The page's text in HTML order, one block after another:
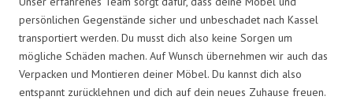
persönlichen Gegenstände sicher und unbeschadet nach Kassel
transportiert werden. Du musst dich also keine Sorgen um
mögliche Schäden machen. Auf Wunsch übernehmen wir auch das
Verpacken und Montieren deiner Möbel. Du kannst dich also
entspannt zurücklehnen und dich auf dein neues Zuhause freuen.